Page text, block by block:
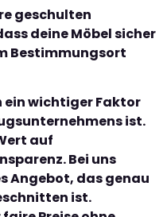
geschulten
deine Möbel sicher
Bestimmungsort
ein wichtiger Faktor
ist.
auf
Bei uns
Angebot, das genau
ist.